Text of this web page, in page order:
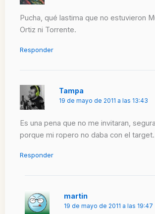
Pucha, qué lastima que no estuvieron
Ortiz ni Torrente.
Responder
Tampa
19 de mayo de 2011 a las 13:43
Es una pena que no me invitaran,
porque mi ropero no daba con el target.
Responder
martin
19 de mayo de 2011 a las 19:47